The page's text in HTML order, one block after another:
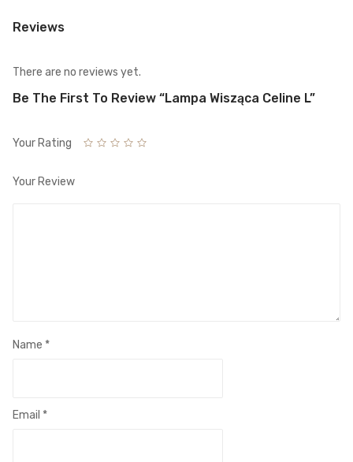
Reviews
There are no reviews yet.
Be The First To Review “Lampa Wisząca Celine L”
Your Rating
Your Review
Name *
Email *